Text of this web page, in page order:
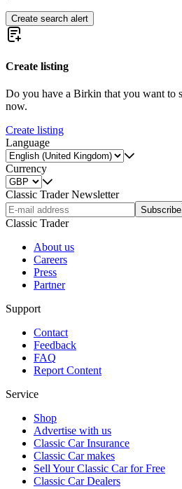
Create search alert
Create listing
Do you have a Birkin that you want to
now.
Create listing
Language
Currency
Classic Trader Newsletter
Subscribe
Classic Trader
About us
Careers
Press
Partner
Support
Contact
Feedback
FAQ
Report Content
Service
Shop
Advertise with us
Classic Car Insurance
Classic Car makes
Sell Your Classic Car for Free
Classic Car Dealers